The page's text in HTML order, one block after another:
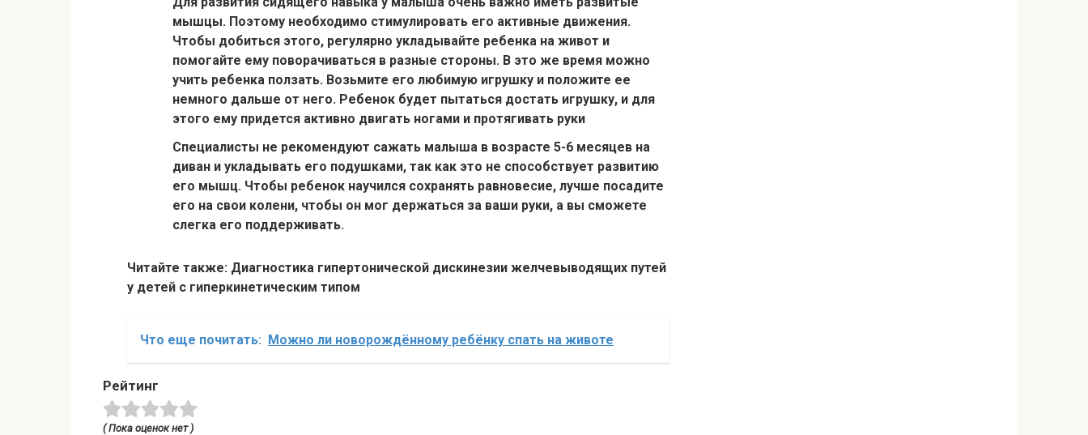
мышцы. Поэтому необходимо стимулировать его активные движения.
Чтобы добиться этого, регулярно укладывайте ребенка на живот и
помогайте ему поворачиваться в разные стороны. В это же время можно
учить ребенка ползать. Возьмите его любимую игрушку и положите ее
немного дальше от него. Ребенок будет пытаться достать игрушку, и для
этого ему придется активно двигать ногами и протягивать руки
Специалисты не рекомендуют сажать малыша в возрасте 5-6 месяцев на
диван и укладывать его подушками, так как это не способствует развитию
его мышц. Чтобы ребенок научился сохранять равновесие, лучше посадите
его на свои колени, чтобы он мог держаться за ваши руки, а вы сможете
слегка его поддерживать.
Читайте также: Диагностика гипертонической дискинезии желчевыводящих путей
у детей с гиперкинетическим типом
Что еще почитать: Можно ли новорождённому ребёнку спать на животе
Рейтинг
( Пока оценок нет )